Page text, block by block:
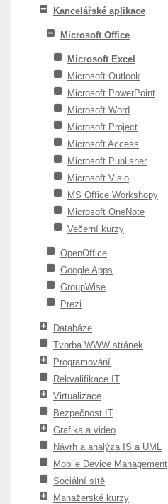
Kancelářské aplikace
Microsoft Office
Microsoft Excel
Microsoft Outlook
Microsoft PowerPoint
Microsoft Word
Microsoft Project
Microsoft Access
Microsoft Publisher
Microsoft Visio
MS Office Workshopy
Microsoft OneNote
Večerní kurzy
OpenOffice
Google Apps
GroupWise
Prezi
Databáze
Tvorba WWW stránek
Programování
Rekvalifikace IT
Virtualizace
Bezpečnost IT
Grafika a video
Návrh a analýza IS a UML
Mobile Device Management
Sociální sítě
Manažerské kurzy